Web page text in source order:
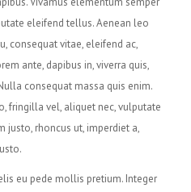
eleifend tellus. Aenean leo
consequat vitae, eleifend ac,
ante, dapibus in, viverra quis,
consequat massa quis enim.
fringilla vel, aliquet nec, vulputate
justo, rhoncus ut, imperdiet a,
eu pede mollis pretium. Integer